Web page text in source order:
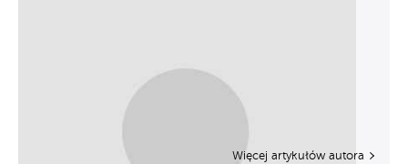
Więcej artykułów autora